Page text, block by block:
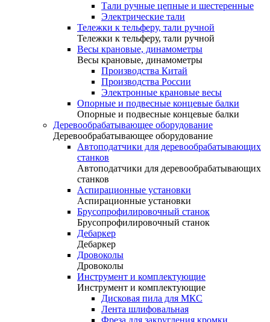
Тали ручные цепные и шестеренные
Электрические тали
Тележки к тельферу, тали ручной
Тележки к тельферу, тали ручной
Весы крановые, динамометры
Весы крановые, динамометры
Производства Китай
Производства России
Электронные крановые весы
Опорные и подвесные концевые балки
Опорные и подвесные концевые балки
Деревообрабатывающее оборудование
Деревообрабатывающее оборудование
Автоподатчики для деревообрабатывающих
станков
Автоподатчики для деревообрабатывающих
станков
Аспирационные установки
Аспирационные установки
Брусопрофилировочный станок
Брусопрофилировочный станок
Дебаркер
Дебаркер
Дровоколы
Дровоколы
Инструмент и комплектующие
Инструмент и комплектующие
Дисковая пила для МКС
Лента шлифовальная
Фреза для закругления кромки